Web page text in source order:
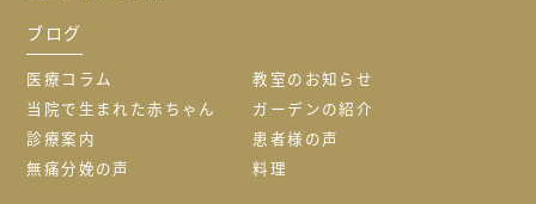
ブログ
医療コラム
教室のお知らせ
当院で生まれた赤ちゃん
ガーデンの紹介
診療案内
患者様の声
無痛分娩の声
料理